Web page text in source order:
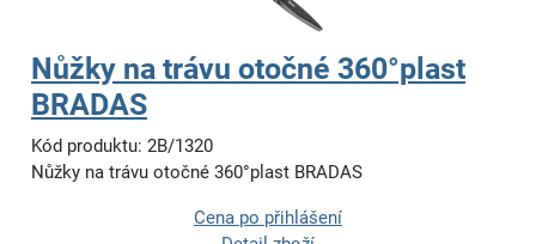
Nůžky na trávu otočné 360°plast
BRADAS
Kód produktu: 2B/1320
Nůžky na trávu otočné 360°plast BRADAS
Cena po přihlášení